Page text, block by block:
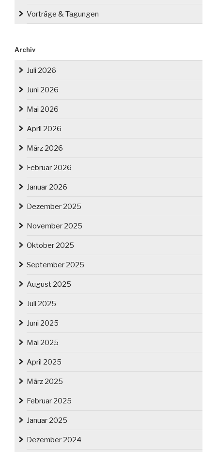
Vorträge & Tagungen
Archiv
Juli 2026
Juni 2026
Mai 2026
April 2026
März 2026
Februar 2026
Januar 2026
Dezember 2025
November 2025
Oktober 2025
September 2025
August 2025
Juli 2025
Juni 2025
Mai 2025
April 2025
März 2025
Februar 2025
Januar 2025
Dezember 2024